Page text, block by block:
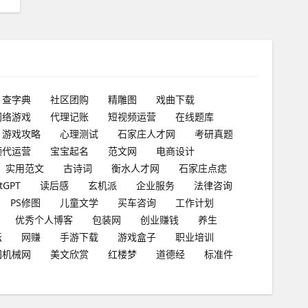
查字典 社区团购 精雕图
戏曲下载
络游戏 代理记账 短视频运营
在线题库
游戏攻略 心理测试 石家庄人才网
考研真题
运营 宝宝起名 范文网
电商设计
实用范文 古诗词 衡水人才网
石家庄点痣
读后感 玄机派 企业服务
法律咨询
PS修图 儿童文学 买车咨询
工作计划
优秀个人博客 包装网 创业赚钱
养生
网赚 手游下载 游戏盒子
职业培训
械网 美文欣赏 红楼梦 道德经
标准件